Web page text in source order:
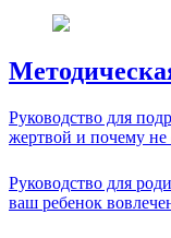
Руководство для
жертвой и почему не
Руководство для
ваш ребенок